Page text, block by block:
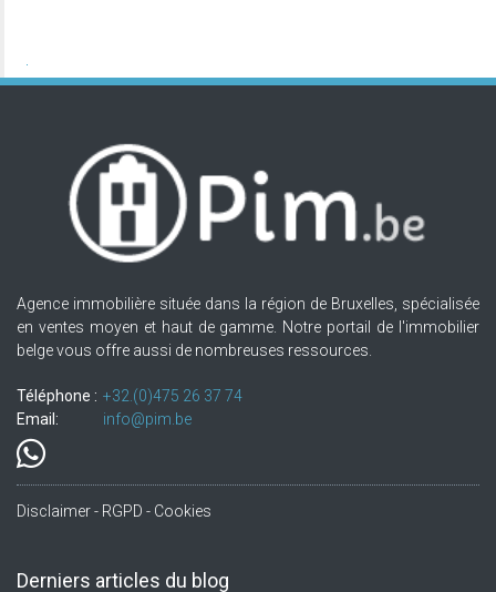
Agence immobilière située dans la région de Bruxelles, spécialisée
en ventes moyen et haut de gamme. Notre portail de l'immobilier
belge vous offre aussi de nombreuses ressources.
Téléphone : +32.(0)475 26 37 74
Email:
info@pim.be
Disclaimer - RGPD - Cookies
Derniers articles du blog